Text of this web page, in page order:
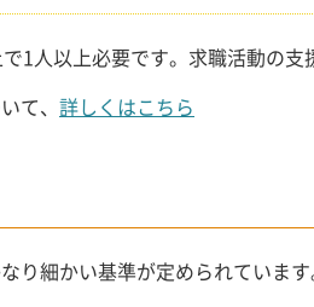
1人以上必要です。求職活動の
て、 詳しくはこちら
り細かい基準が定められています